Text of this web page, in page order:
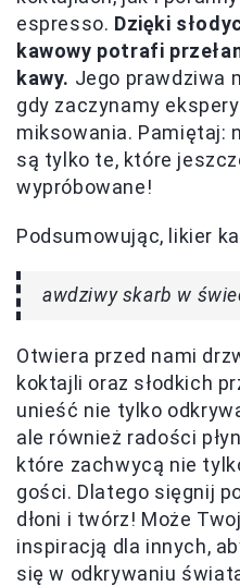
espresso. Dzięki
kawowy potrafi
kawy. Jego prawdziwa
gdy zaczynamy
miksowania. Pamiętaj:
są tylko te, które
wypróbowane!
Podsumowując, likier
awdziwy skarb w
Otwiera przed nami
koktajli oraz słodkich
unieść nie tylko
ale również radości
które zachwycą nie
gości. Dlatego sięgnij
dłoni i twórz! Może
inspiracją dla innych,
się w odkrywaniu